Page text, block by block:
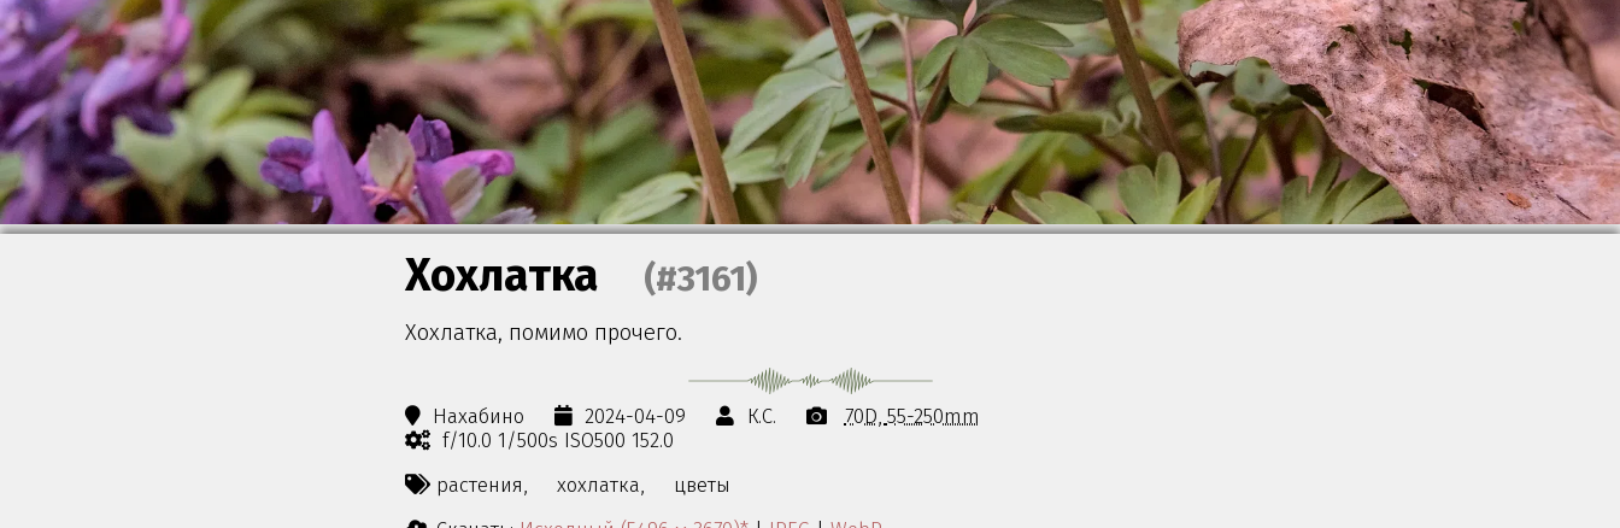
Хохлатка (#3161)
Хохлатка, помимо прочего.
Нахабино 2024-04-09 К.С. 70D 55-250mm
f/10.0 1/500s ISO500 152.0
растения,
хохлатка,
цветы